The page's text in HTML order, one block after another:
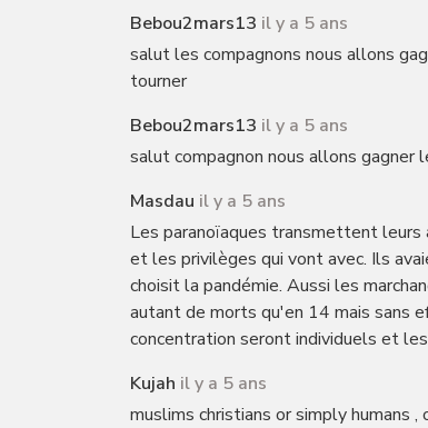
Bebou2mars13 il y a 5 ans
salut les compagnons nous allons
tourner
Bebou2mars13 il y a 5 ans
salut compagnon nous allons gagner
Masdau il y a 5 ans
Les paranoïaques transmettent
et les privilèges qui vont avec. Ils
choisit la pandémie. Aussi les
autant de morts qu'en 14 mais sans
concentration seront individuels et
Kujah il y a 5 ans
muslims christians or simply humans